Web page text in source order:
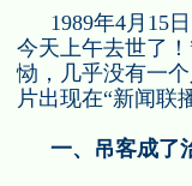
1989年4月 15
今天上午去世了
恸，几乎没有一
片出现在“新闻联
一、吊客成了